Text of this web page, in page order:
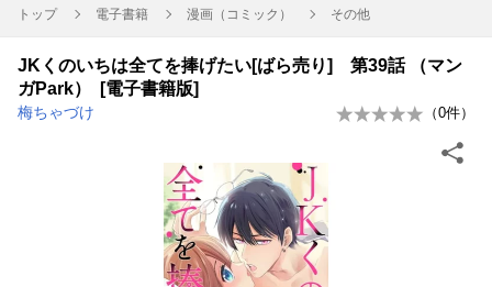
トップ 電子書籍 漫画（コミック） その他
JKくのいちは全てを捧げたい[ばら売り] 第39話 （マン
ガPark） [電子書籍版]
梅ちゃづけ （0件）